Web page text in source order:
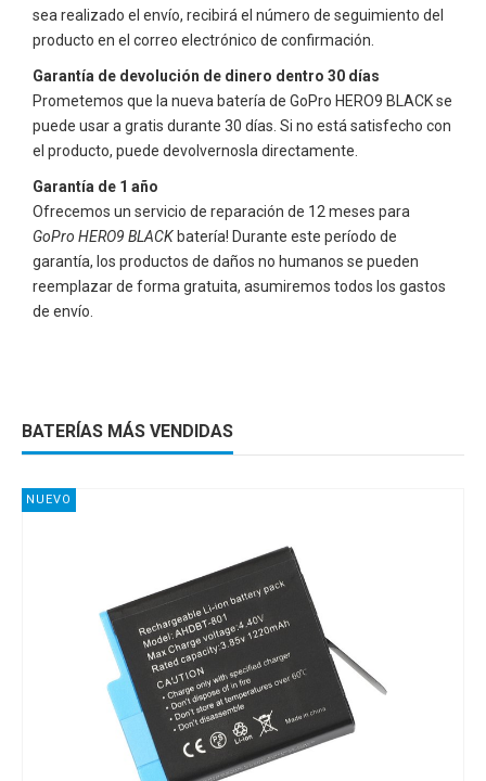
sea realizado el envío, recibirá el número de seguimiento del
producto en el correo electrónico de confirmación.
Garantía de devolución de dinero dentro 30 días
Prometemos que la nueva batería de GoPro HERO9 BLACKse
puede usar a gratis durante 30 días. Si no está satisfecho con
el producto, puede devolvernosla directamente.
Garantía de 1 año
Ofrecemos un servicio de reparación de 12 meses para
GoPro HERO9 BLACK batería! Durante este período de
garantía, los productos de daños no humanos se pueden
reemplazar de forma gratuita, asumiremos todos los gastos
de envío.
BATERÍAS MÁS VENDIDAS
NUEVO